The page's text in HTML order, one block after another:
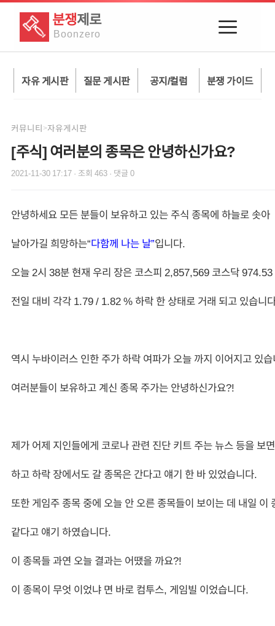
분쟁제로
Boonzero
자유 게시판 질문 게시판 공지/컬럼 분쟁 가이드
커뮤니티>자유게시판
[주식] 여러분의 종목은 안녕하신가요?
2021-11-30 17:17 · 조회 463 · 댓글 0
안녕하세요 모든 분들이 보유하고 있는 주식 종목에 하늘로 솟아
날아가길 희망하는“다함께 나는 날”입니다.
오늘 2시 38분 현재 우리 장은 코스피 2,857,569 코스닥 974.53
전일 대비 각각 1.79 / 1.82 % 하락 한 상태로 거래 되고 있습니
역시 누바이러스 인한 주가 하락 여파가 오늘 까지 이어지고 있
여러분들이 보유하고 계신 종목 주가는 안녕하신가요?!
제가 어제 지인들에게 코로나 관련 진단 키트 주는 뉴스 등을 보
하고 하락 장에서도 갈 종목은 간다고 얘기 한 바 있었습니다.
또한 게임주 종목 중에 오늘 안 오른 종목들이 보이는 데 내일 이
같다고 얘기 하였습니다.
이 종목들 과연 오늘 결과는 어땠을 까요?!
이 종목이 무엇 이었냐 면 바로 컴투스, 게임빌 이었습니다.